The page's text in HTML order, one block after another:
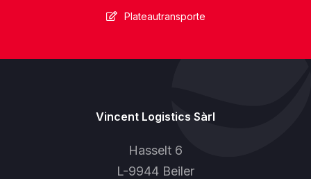
Plateautransporte
Vincent Logistics Sàrl
Hasselt 6
L-9944 Beiler